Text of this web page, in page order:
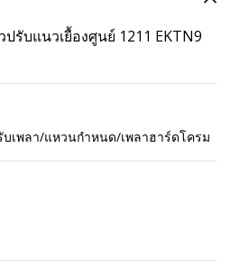
รับแนวเยื้องศูนย์ 1211 EKTN9
เพลา/แหวนกำหนด/เพลาฮาร์ดโครม